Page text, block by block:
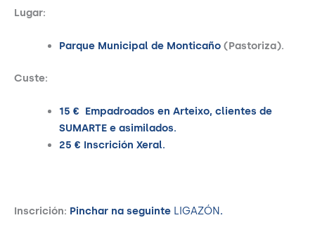
Lugar:
Parque Municipal de Monticaño (Pastoriza).
Custe:
15 € Empadroados en Arteixo, clientes de
SUMARTE e asimilados.
25 € Inscrición Xeral.
Inscrición: Pinchar na seguinte LIGAZÓN.